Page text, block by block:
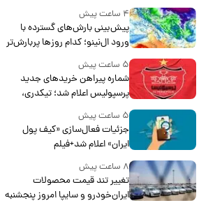
۴ ساعت پیش
پیش‌بینی بارش‌های گسترده با
ورود ال‌نینو؛ کدام روزها پربارش‌تر
خواهند بود؟
۵ ساعت پیش
شماره پیراهن خریدهای جدید
پرسپولیس اعلام شد؛ تیکدری،
محبی و سرگیف با اعداد ویژه
۵ ساعت پیش
جزئیات فعال‌سازی «کیف پول
ایران» اعلام شد+فیلم
۸ ساعت پیش
تغییر تند قیمت محصولات
ایران‌خودرو و سایپا امروز پنجشنبه